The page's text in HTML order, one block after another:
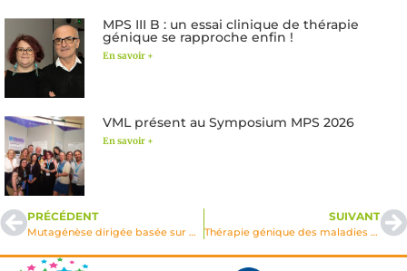
MPS III B : un essai clinique de thérapie
génique se rapproche enfin !
En savoir +
VML présent au Symposium MPS 2026
En savoir +
PRÉCÉDENT
Mutagénèse dirigée basée sur des prédictions structurales pour 2 glycosyl-hydrolases lysosomales humaines: iduronidase et glucocérébrosidase
SUIVANT
Thérapie génique des maladies lysosomales affectant le système nerveux central et/ou les organes périphériques. Application à la maladie de Sandhoff et à la glycogénose de type II